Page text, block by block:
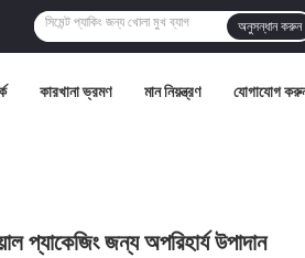
অনুসন্ধান করুন
কারখানা ভ্রমণ মান নিয়ন্ত্রণ যোগাযোগ
প্যাকেজিং জন্য অপরিহার্য উপাদান